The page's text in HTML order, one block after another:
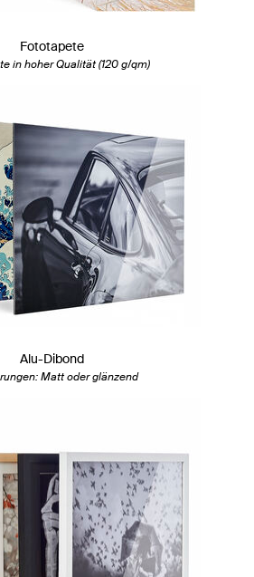
Fototapete
in hoher Qualität (120 g/qm)
Alu-Dibond
Matt oder glänzend